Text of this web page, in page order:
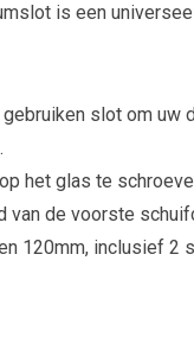
is een
slot om uw
het glas te
van de voorste
120mm, inclusief 2